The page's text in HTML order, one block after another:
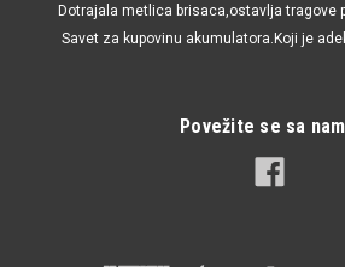
Dotrajala metlica brisaca,ostavlja tragove
Savet za kupovinu akumulatora.Koji je
Povežite se sa